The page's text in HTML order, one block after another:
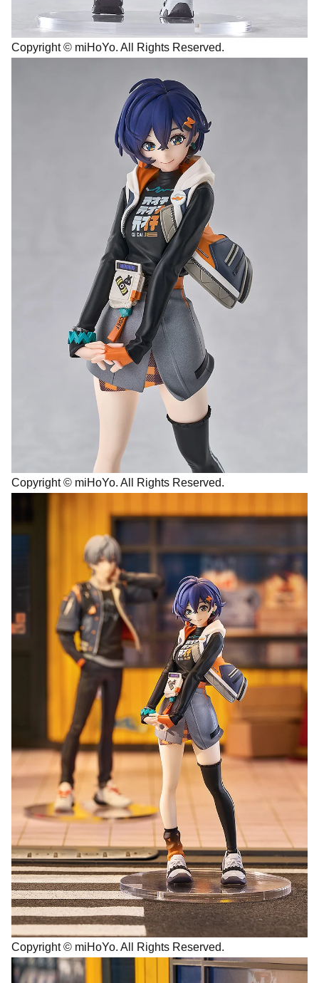
Copyright © miHoYo. All Rights Reserved.
Copyright © miHoYo. All Rights Reserved.
Copyright © miHoYo. All Rights Reserved.